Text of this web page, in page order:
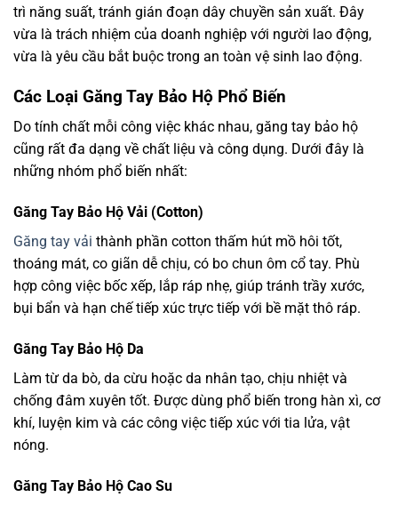
trì năng suất, tránh gián đoạn dây chuyền sản xuất. Đây
vừa là trách nhiệm của doanh nghiệp với người lao động,
vừa là yêu cầu bắt buộc trong an toàn vệ sinh lao động.
Các Loại Găng Tay Bảo Hộ Phổ Biến
Do tính chất mỗi công việc khác nhau, găng tay bảo hộ
cũng rất đa dạng về chất liệu và công dụng. Dưới đây là
những nhóm phổ biến nhất:
Găng Tay Bảo Hộ Vải (Cotton)
Găng tay vải thành phần cotton thấm hút mồ hôi tốt,
thoáng mát, co giãn dễ chịu, có bo chun ôm cổ tay. Phù
hợp công việc bốc xếp, lắp ráp nhẹ, giúp tránh trầy xước,
bụi bẩn và hạn chế tiếp xúc trực tiếp với bề mặt thô ráp.
Găng Tay Bảo Hộ Da
Làm từ da bò, da cừu hoặc da nhân tạo, chịu nhiệt và
chống đâm xuyên tốt. Được dùng phổ biến trong hàn xì, cơ
khí, luyện kim và các công việc tiếp xúc với tia lửa, vật
nóng.
Găng Tay Bảo Hộ Cao Su